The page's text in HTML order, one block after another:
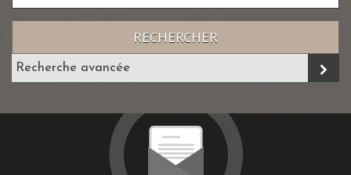
RECHERCHER
Recherche avancée